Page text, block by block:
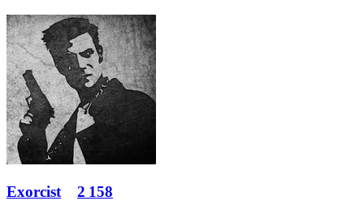
Exorcist 2 158